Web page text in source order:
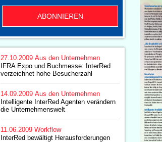
ABONNIEREN
27.10.2009 Aus den Unternehmen
IFRA Expo und Buchmesse: InterRed
verzeichnet hohe Besucherzahl
14.09.2009 Aus den Unternehmen
Intelligente InterRed Agenten verändern
die Unternehmenswelt
11.06.2009 Workflow
InterRed bewältigt Herausforderungen